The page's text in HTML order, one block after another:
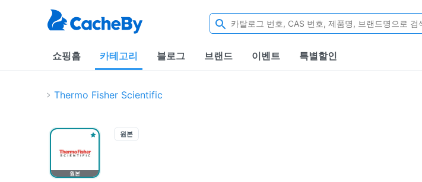
쇼핑홈 카테고리 블로그 브랜드 이벤트 특별할인
Thermo Fisher Scientific
원본
원본